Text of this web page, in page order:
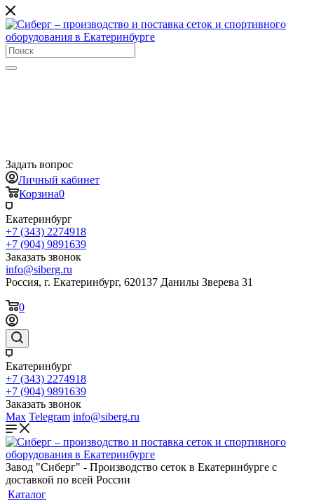
Задать вопрос
Личный кабинет
Корзина0
Екатеринбург
+7 (343) 2274918
+7 (904) 9891639
Заказать звонок
info@siberg.ru
Россия, г. Екатеринбург, 620137 Данилы Зверева 31
0
Екатеринбург
+7 (343) 2274918
+7 (904) 9891639
Заказать звонок
Max Telegram info@siberg.ru
Завод "Сиберг" - Производство сеток в Екатеринбурге с
доставкой по всей России
Каталог